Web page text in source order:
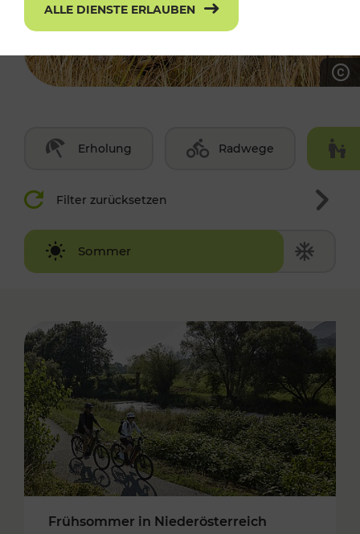
Erholung Radwege
Filter zurücksetzen
Sommer
Winter
Frühsommer in Niederösterreich
ALLE DIENSTE ERLAUBEN